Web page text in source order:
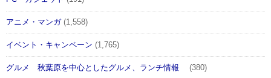
アニメ・マンガ(1,558)
イベント・キャンペーン (1,765)
グルメ 秋葉原を中心としたグルメ、ランチ情報 (380)